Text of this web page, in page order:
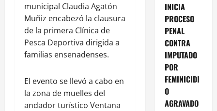
municipal Claudia Agatón
Muñiz encabezó la clausura
de la primera Clínica de
Pesca Deportiva dirigida a
familias ensenadenses.
El evento se llevó a cabo en
la zona de muelles del
andador turístico Ventana
INICIA
PROCESO
PENAL
CONTRA
IMPUTADO
POR
FEMINICIDI
O
AGRAVADO